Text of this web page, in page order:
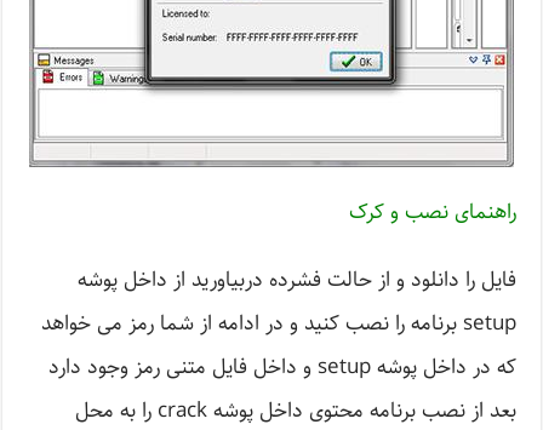
راهنمای نصب و کرک
فایل را دانلود و از حالت فشرده دربیاورید از داخل پوشه
setup برنامه را نصب کنید و در ادامه از شما رمز می خواهد
که در داخل پوشه setup و داخل فایل متنی رمز وجود دارد
بعد از نصب برنامه محتوی داخل پوشه crack را به محل